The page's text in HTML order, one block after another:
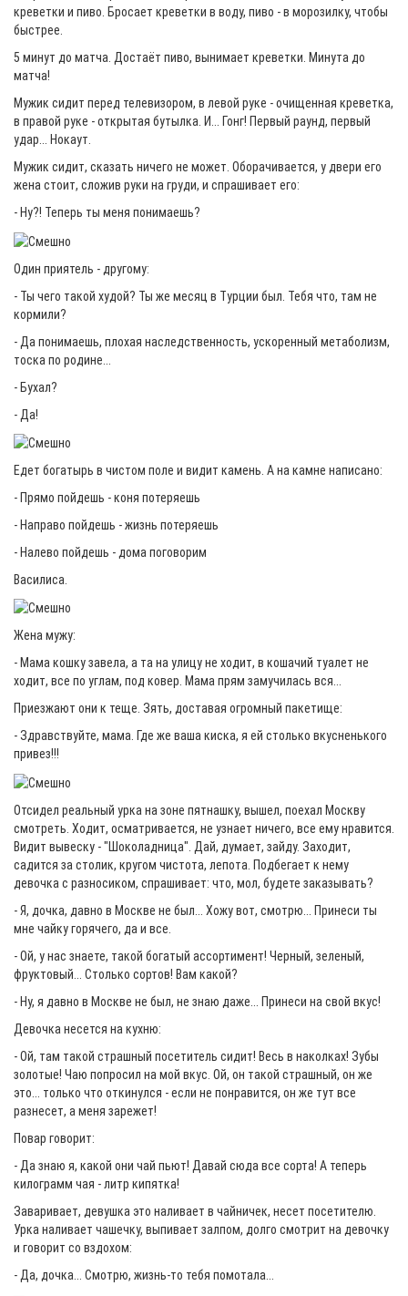
креветки и пиво. Бросает креветки в воду, пиво - в морозилку, чтобы
быстрее.
5 минут до матча. Достаёт пиво, вынимает креветки. Минута до
матча!
Мужик сидит перед телевизором, в левой руке - очищенная креветка,
в правой руке - открытая бутылка. И... Гонг! Первый раунд, первый
удар... Нокаут.
Мужик сидит, сказать ничего не может. Оборачивается, у двери его
жена стоит, сложив руки на груди, и спрашивает его:
- Ну?! Теперь ты меня понимаешь?
Один приятель - другому:
- Ты чего такой худой? Ты же месяц в Турции был. Тебя что, там не
кормили?
- Да понимаешь, плохая наследственность, ускоренный метаболизм,
тоска по родине...
- Бухал?
- Да!
Едет богатырь в чистом поле и видит камень. А на камне написано:
- Прямо пойдешь - коня потеряешь
- Направо пойдешь - жизнь потеряешь
- Налево пойдешь - дома поговорим
Василиса.
Жена мужу:
- Мама кошку завела, а та на улицу не ходит, в кошачий туалет не
ходит, все по углам, под ковер. Мама прям замучилась вся...
Приезжают они к теще. Зять, доставая огромный пакетище:
- Здравствуйте, мама. Где же ваша киска, я ей столько вкусненького
привез!!!
Отсидел реальный урка на зоне пятнашку, вышел, поехал Москву
смотреть. Ходит, осматривается, не узнает ничего, все ему нравится.
Видит вывеску - "Шоколадница". Дай, думает, зайду. Заходит,
садится за столик, кругом чистота, лепота. Подбегает к нему
девочка с разносиком, спрашивает: что, мол, будете заказывать?
- Я, дочка, давно в Москве не был... Хожу вот, смотрю... Принеси ты
мне чайку горячего, да и все.
- Ой, у нас знаете, такой богатый ассортимент! Черный, зеленый,
фруктовый... Столько сортов! Вам какой?
- Ну, я давно в Москве не был, не знаю даже... Принеси на свой вкус!
Девочка несется на кухню:
- Ой, там такой страшный посетитель сидит! Весь в наколках! Зубы
золотые! Чаю попросил на мой вкус. Ой, он такой страшный, он же
это... только что откинулся - если не понравится, он же тут все
разнесет, а меня зарежет!
Повар говорит:
- Да знаю я, какой они чай пьют! Давай сюда все сорта! А теперь
килограмм чая - литр кипятка!
Заваривает, девушка это наливает в чайничек, несет посетителю.
Урка наливает чашечку, выпивает залпом, долго смотрит на девочку
и говорит со вздохом:
- Да, дочка... Смотрю, жизнь-то тебя помотала...